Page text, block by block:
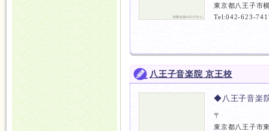
東京都八王子市
Tel:042-623-
八王子音楽院 京王校
◆八王子音楽
〒
東京都八王子市